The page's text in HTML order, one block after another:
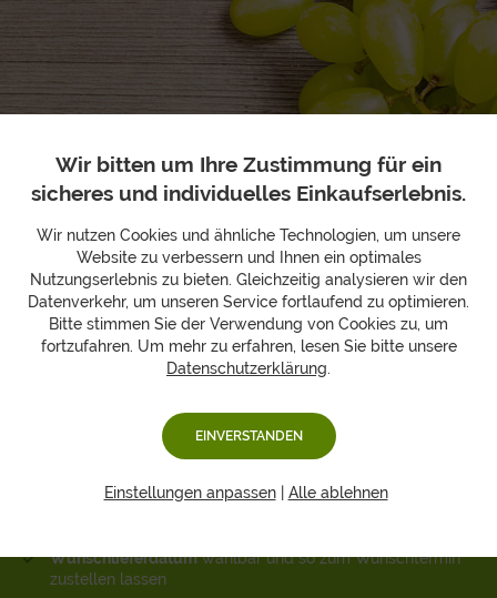
Unsere Stärken sind Ihre
Vorteile!
vielfältige Grußkartenmotive für Ihre
individuellen Grüße
eigenes Fotoim Passepartout beizulegen
auf Wunsch
zartschmelzende Schokolade mit
Grußbotschafthinzufügen
Wunschlieferdatumwählbar und so zum Wunschtermin
zustellen lassen
Wir bitten um Ihre Zustimmung für ein
sicheres und individuelles Einkaufserlebnis.
Wir nutzen Cookies und ähnliche Technologien, um unsere
Website zu verbessern und Ihnen ein optimales
Nutzungserlebnis zu bieten. Gleichzeitig analysieren wir den
Datenverkehr, um unseren Service fortlaufend zu optimieren.
Bitte stimmen Sie der Verwendung von Cookies zu, um
fortzufahren. Um mehr zu erfahren, lesen Sie bitte unsere
Datenschutzerklärung
EINVERSTANDEN
Einstellungen anpassen| Alle ablehnen